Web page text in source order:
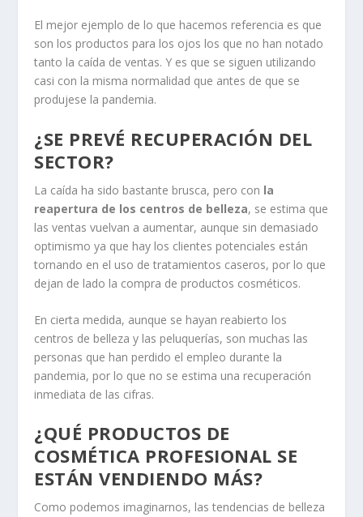
El mejor ejemplo de lo que hacemos referencia es que
son los productos para los ojos los que no han notado
tanto la caída de ventas. Y es que se siguen utilizando
casi con la misma normalidad que antes de que se
produjese la pandemia.
¿SE PREVÉ RECUPERACIÓN DEL
SECTOR?
La caída ha sido bastante brusca, pero con la
reapertura de los centros de belleza, se estima que
las ventas vuelvan a aumentar, aunque sin demasiado
optimismo ya que hay los clientes potenciales están
tornando en el uso de tratamientos caseros, por lo que
dejan de lado la compra de productos cosméticos.
En cierta medida, aunque se hayan reabierto los
centros de belleza y las peluquerías, son muchas las
personas que han perdido el empleo durante la
pandemia, por lo que no se estima una recuperación
inmediata de las cifras.
¿QUÉ PRODUCTOS DE
COSMÉTICA PROFESIONAL SE
ESTÁN VENDIENDO MÁS?
Como podemos imaginarnos, las tendencias de belleza